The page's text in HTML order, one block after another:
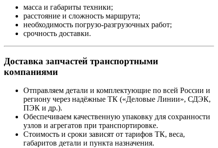
масса и габариты техники;
расстояние и сложность маршрута;
необходимость погрузо-разгрузочных работ;
срочность доставки.
Доставка запчастей транспортными
компаниями
Отправляем детали и комплектующие по всей России и
региону через надёжные ТК («Деловые Линии», СДЭК,
ПЭК и др.).
Обеспечиваем качественную упаковку для сохранности
узлов и агрегатов при транспортировке.
Стоимость и сроки зависят от тарифов ТК, веса,
габаритов детали и пункта назначения.